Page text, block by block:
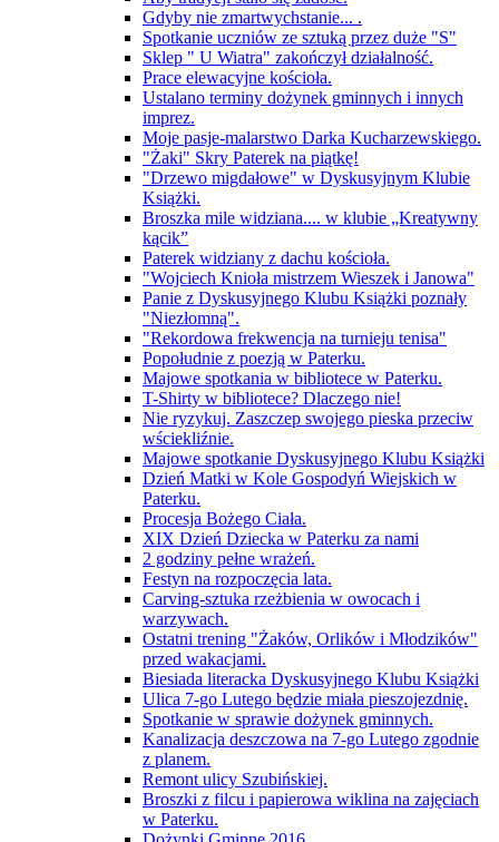
Gdyby nie zmartwychstanie... .
Spotkanie uczniów ze sztuką przez duże "S"
Sklep " U Wiatra" zakończył działalność.
Prace elewacyjne kościoła.
Ustalano terminy dożynek gminnych i innych
imprez.
Moje pasje-malarstwo Darka Kucharzewskiego.
"Żaki" Skry Paterek na piątkę!
"Drzewo migdałowe" w Dyskusyjnym Klubie
Książki.
Broszka mile widziana.... w klubie „Kreatywny
kącik”
Paterek widziany z dachu kościoła.
"Wojciech Knioła mistrzem Wieszek i Janowa"
Panie z Dyskusyjnego Klubu Książki poznały
"Niezłomną".
"Rekordowa frekwencja na turnieju tenisa"
Popołudnie z poezją w Paterku.
Majowe spotkania w bibliotece w Paterku.
T-Shirty w bibliotece? Dlaczego nie!
Nie ryzykuj. Zaszczep swojego pieska przeciw
wściekliźnie.
Majowe spotkanie Dyskusyjnego Klubu Książki
Dzień Matki w Kole Gospodyń Wiejskich w
Paterku.
Procesja Bożego Ciała.
XIX Dzień Dziecka w Paterku za nami
2 godziny pełne wrażeń.
Festyn na rozpoczęcia lata.
Carving-sztuka rzeżbienia w owocach i
warzywach.
Ostatni trening "Żaków, Orlików i Młodzików"
przed wakacjami.
Biesiada literacka Dyskusyjnego Klubu Książki
Ulica 7-go Lutego będzie miała pieszojezdnię.
Spotkanie w sprawie dożynek gminnych.
Kanalizacja deszczowa na 7-go Lutego zgodnie
z planem.
Remont ulicy Szubińskiej.
Broszki z filcu i papierowa wiklina na zajęciach
w Paterku.